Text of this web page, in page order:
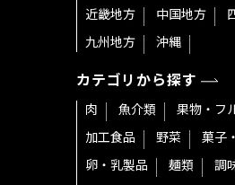
近畿地方
中国地方
九州地方
沖縄
カテゴリから探す
肉 魚介類 果物・フ
加工食品
野菜
菓子
卵・乳製品
麺類 調